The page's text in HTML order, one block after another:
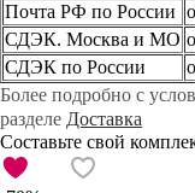
Почта РФ по России
СДЭК. Москва и МО
СДЭК по России
Более подробно с
разделе Доставка
Составьте свой